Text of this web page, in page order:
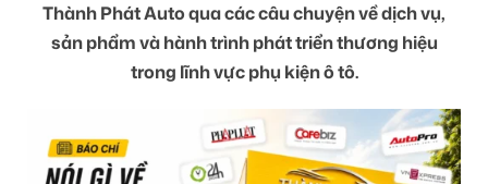
Thành Phát Auto qua các câu chuyện về dịch vụ,
sản phẩm và hành trình phát triển thương hiệu
trong lĩnh vực phụ kiện ô tô.